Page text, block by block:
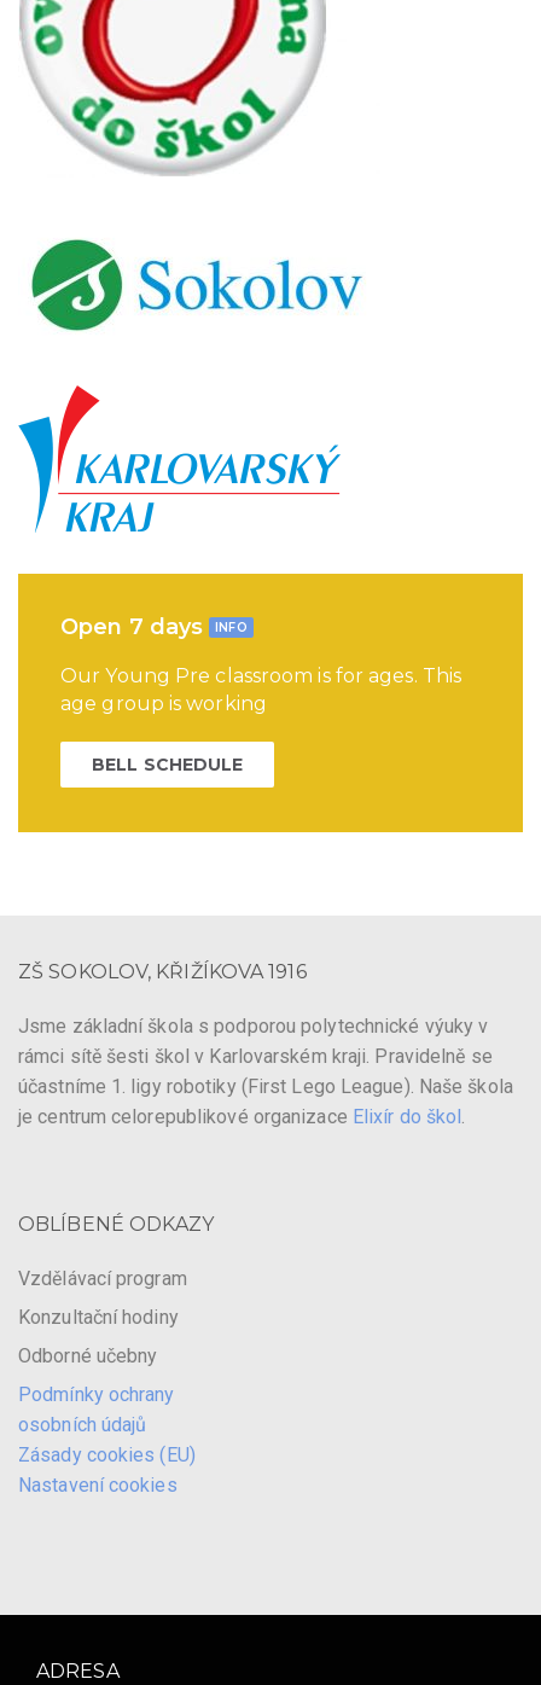
Open 7 days INFO
Our Young Pre classroom is for ages. This
age group is working
BELL SCHEDULE
ZŠ SOKOLOV, KŘIŽÍKOVA 1916
Jsme základní škola s podporou polytechnické výuky v
rámci sítě šesti škol v Karlovarském kraji. Pravidelně se
účastníme 1. ligy robotiky (First Lego League). Naše škola
je centrum celorepublikové organizace Elixír do škol
OBLÍBENÉ ODKAZY
Vzdělávací program
Konzultační hodiny
Odborné učebny
Podmínky ochrany
osobních údajů
Zásady cookies (EU)
Nastavení cookies
ADRESA